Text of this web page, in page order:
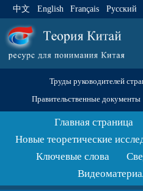
中文 English Français Pусский
Труды руководителей
Правительственные документы
Главная страница
Новые теоретические
Ключевые слова